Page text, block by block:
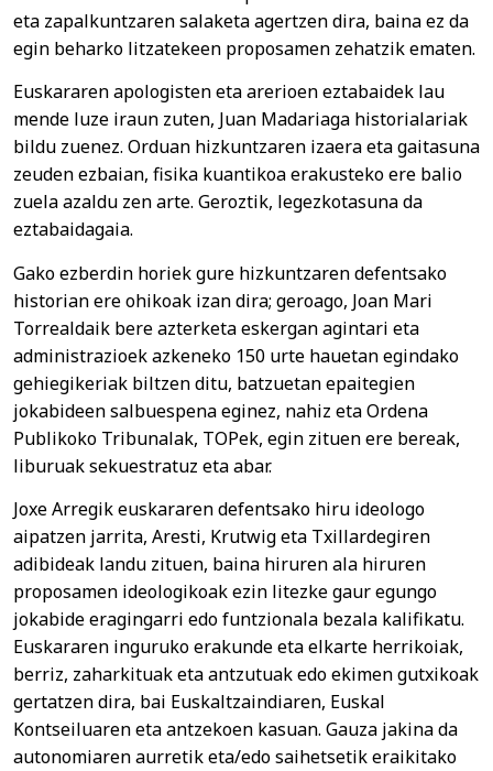
eta zapalkuntzaren salaketa agertzen dira, baina ez da
egin beharko litzatekeen proposamen zehatzik ematen.
Euskararen apologisten eta arerioen eztabaidek lau
mende luze iraun zuten, Juan Madariaga historialariak
bildu zuenez. Orduan hizkuntzaren izaera eta gaitasuna
zeuden ezbaian, fisika kuantikoa erakusteko ere balio
zuela azaldu zen arte. Geroztik, legezkotasuna da
eztabaidagaia.
Gako ezberdin horiek gure hizkuntzaren defentsako
historian ere ohikoak izan dira; geroago, Joan Mari
Torrealdaik bere azterketa eskergan agintari eta
administrazioek azkeneko 150 urte hauetan egindako
gehiegikeriak biltzen ditu, batzuetan epaitegien
jokabideen salbuespena eginez, nahiz eta Ordena
Publikoko Tribunalak, TOPek, egin zituen ere bereak,
liburuak sekuestratuz eta abar.
Joxe Arregik euskararen defentsako hiru ideologo
aipatzen jarrita, Aresti, Krutwig eta Txillardegiren
adibideak landu zituen, baina hiruren ala hiruren
proposamen ideologikoak ezin litezke gaur egungo
jokabide eragingarri edo funtzionala bezala kalifikatu.
Euskararen inguruko erakunde eta elkarte herrikoiak,
berriz, zaharkituak eta antzutuak edo ekimen gutxikoak
gertatzen dira, bai Euskaltzaindiaren, Euskal
Kontseiluaren eta antzekoen kasuan. Gauza jakina da
autonomiaren aurretik eta/edo saihetsetik eraikitako